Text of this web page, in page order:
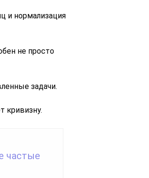
и нормализация
не просто
задачи.
кривизну.
частые